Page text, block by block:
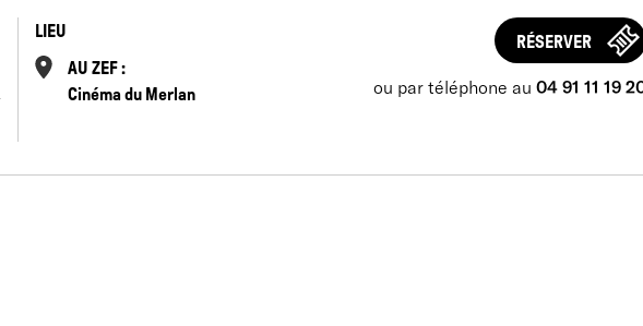
LIEU
AU ZEF :
Cinéma du Merlan
RÉSERVER
ou par téléphone au04 91 11 19